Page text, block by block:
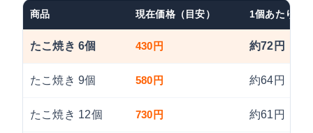
商品 現在価格（目安） 1個あたり
たこ焼き 6個 430円 約72円
たこ焼き 9個 580円 約64円
たこ焼き 12個 730円 約61円